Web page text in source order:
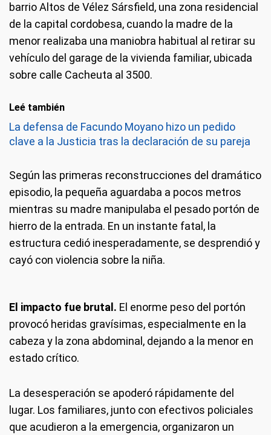
barrio Altos de Vélez Sársfield, una zona residencial
de la capital cordobesa, cuando la madre de la
menor realizaba una maniobra habitual al retirar su
vehículo del garage de la vivienda familiar, ubicada
sobre calle Cacheuta al 3500.
Leé también
La defensa de Facundo Moyano hizo un pedido
clave a la Justicia tras la declaración de su pareja
Según las primeras reconstrucciones del dramático
episodio, la pequeña aguardaba a pocos metros
mientras su madre manipulaba el pesado portón de
hierro de la entrada. En un instante fatal, la
estructura cedió inesperadamente, se desprendió y
cayó con violencia sobre la niña.
El impacto fue brutal. El enorme peso del portón
provocó heridas gravísimas, especialmente en la
cabeza y la zona abdominal, dejando a la menor en
estado crítico.
La desesperación se apoderó rápidamente del
lugar. Los familiares, junto con efectivos policiales
que acudieron a la emergencia, organizaron un